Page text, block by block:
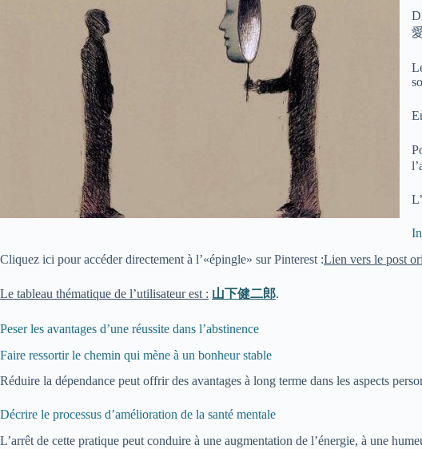
Cliquez ici pour accéder directement à l’«épingle» sur Pinterest :Lien vers le post
Le tableau thématique de l’utilisateur est : 山下健二郎.
Peser les avantages d’une réussite dans l’abstinence
Faire ressortir le chemin qui mène à un bonheur stable
Réduire la dépendance peut offrir des avantages à long terme dans les aspects
Décrire le processus d’amélioration de la santé mentale
L’arrêt de cette pratique peut conduire à une augmentation de l’énergie, à une